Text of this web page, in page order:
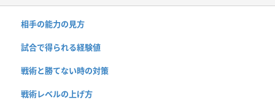
相手の能力の見方
試合で得られる経験値
戦術と勝てない時の対策
戦術レベルの上げ方